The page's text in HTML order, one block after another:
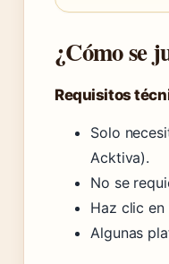
¿Cómo se
Requisitos
Solo
Acktiva).
No se
Haz clic
Algunas